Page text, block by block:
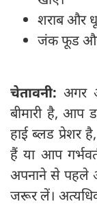
शराब और
जंक फूड
चेतावनी: अगर
बीमारी है, आप
हाई ब्लड प्रेशर
हैं या आप
अपनाने से पहले
जरूर लें।